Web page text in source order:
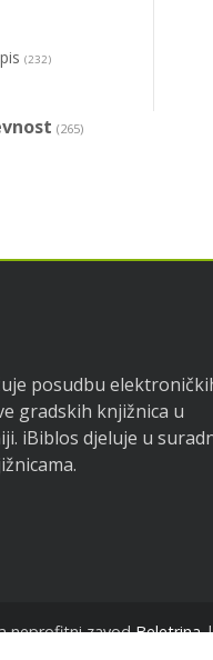
(232)
(265)
posudbu
gradskih knjižnica u
iBiblos djeluje u
neprofitni zavodBeletrina|